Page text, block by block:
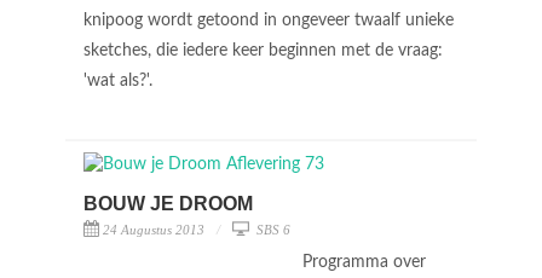
knipoog wordt getoond in ongeveer twaalf unieke
sketches, die iedere keer beginnen met de vraag:
'wat als?'.
BOUW JE DROOM
24 Augustus 2013 SBS 6
Programma over